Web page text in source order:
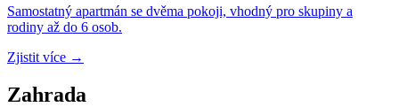
Samostatný apartmán se dvěma pokoji, vhodný pro skupiny a
rodiny až do 6 osob.
Zjistit více →
Zahrada